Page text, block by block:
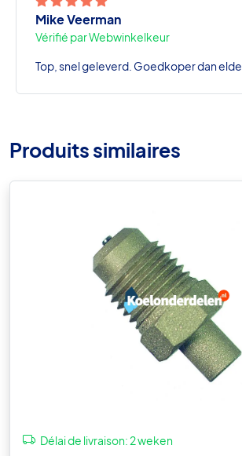
Mike Veerman
Vérifié par Webwinkelkeur
Top, snel geleverd. Goedkoper dan
Produits similaires
Délai de livraison:2 weken